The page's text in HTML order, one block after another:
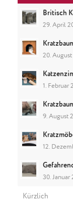
Britisch
29. April
20. August
1. Februar
9. August
12.
30. Januar
Kürzlich